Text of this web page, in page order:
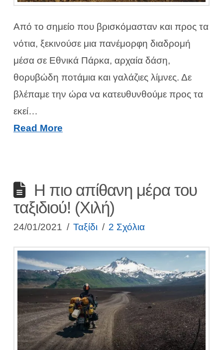
Από το σημείο που βρισκόμασταν και προς τα
νότια, ξεκινούσε μια πανέμορφη διαδρομή
μέσα σε Εθνικά Πάρκα, αρχαία δάση,
θορυβώδη ποτάμια και γαλάζιες λίμνες. Δε
βλέπαμε την ώρα να κατευθυνθούμε προς τα
εκεί…
Read More
Η πιο απίθανη μέρα του
ταξιδιού! (Χιλή)
24/01/2021 Ταξίδι 2 Σχόλια